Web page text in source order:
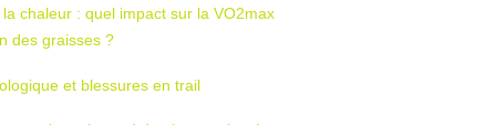
chaleur : quel impact sur la VO2max
des graisses ?
et blessures en trail